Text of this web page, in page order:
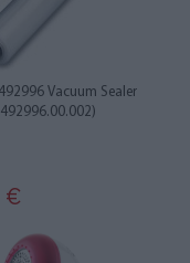
Vacuum Sealer
€